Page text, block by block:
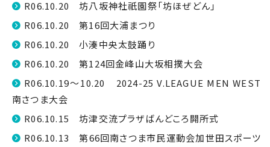
R06.10.20 坊八坂神社祇園祭「坊ほぜどん」
R06.10.20 第16回大浦まつり
R06.10.20 小湊中央太鼓踊り
R06.10.20 第124回金峰山大坂相撲大会
R06.10.19～10.20 2024-25 V.LEAGUE MEN WEST
南さつま大会
R06.10.15 坊津交流プラザばんどころ開所式
R06.10.13 第66回南さつま市民運動会加世田スポーツ